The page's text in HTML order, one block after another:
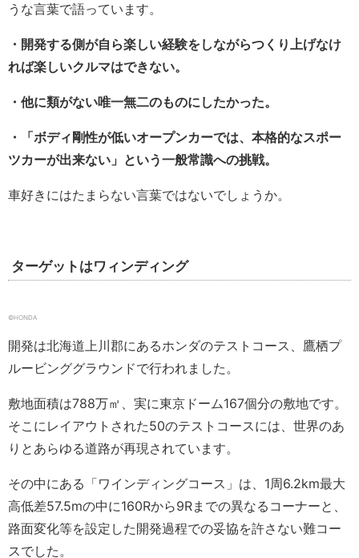
うな言葉で語っています。
・開発する側が自ら楽しい経験をしながらつくり上げなけ
れば楽しいクルマはできない。
・他に類がない唯一無二のものにしたかった。
・「ボディ剛性が低いオープンカーでは、本格的なスポー
ツカーが出来ない」という一般常識への挑戦。
車好きにはたまらない言葉ではないでしょうか。
ターゲットはワィンディング
©HONDA
開発は北海道上川郡にあるホンダのテストコース、鷹栖プ
ルービンググラウンドで行われました。
敷地面積は788万㎡、実に東京ドーム167個分の敷地です。
そこにレイアウトされた50のテストコースには、世界のあ
りとあらゆる道路が再現されています。
その中にある「ワインディングコース」は、1周6.2km最大
高低差57.5mの中に160Rから9Rまでの異なるコーナーと、
路面変化等を設定した開発過程での妥協を許さない難コー
スでした。